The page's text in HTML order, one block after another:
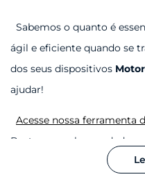
Sabemos o quanto é
ágil e eficiente quando se
dos seus dispositivos
ajudar!
Acesse nossa ferramenta
Basta preencher os dados
verificarmos o status da